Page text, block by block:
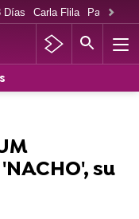
Días Carla Flila Paco
su